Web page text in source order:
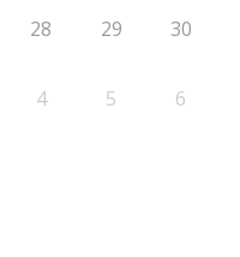
28 29 30
4 5 6